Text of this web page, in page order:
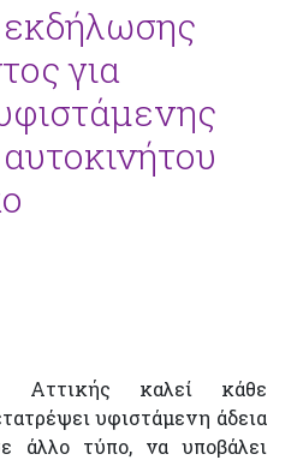
για
Αττικής καλεί κάθε
υφιστάμενη άδεια
άλλο τύπο, να υποβάλει